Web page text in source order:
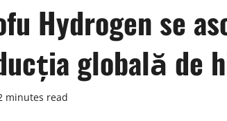
Hydrogen se
globală de
minutes read